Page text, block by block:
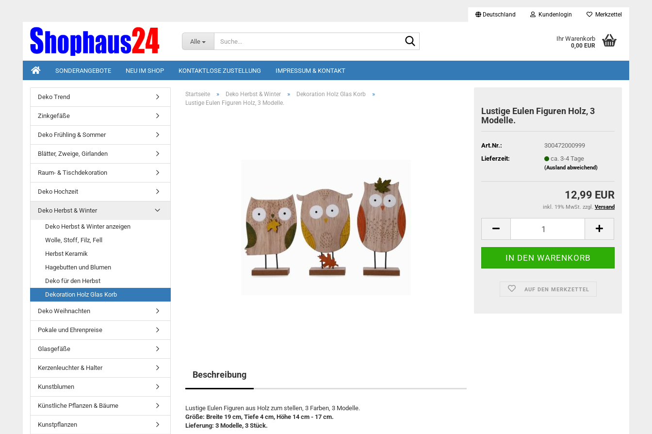
Deutschland Kundenlogin Merkzettel
Alle Ihr Warenkorb
0,00 EUR
SONDERANGEBOTE NEU IM SHOP KONTAKTLOSE ZUSTELLUNG IMPRESSUM & KONTAKT
Startseite » Deko Herbst & Winter » Dekoration Holz Glas Korb »
Lustige Eulen Figuren Holz, 3 Modelle.
Lustige Eulen Figuren Holz, 3
Modelle.
Art.Nr.:
300472000999
Lieferzeit:
ca. 3-4 Tage
(Ausland abweichend)
12,99 EUR
inkl. 19% MwSt. zzgl. Versand
AUF DEN MERKZETTEL
Beschreibung
Lustige Eulen Figuren aus Holz zum stellen, 3 Farben, 3 Modelle.
Größe: Breite 19 cm, Tiefe 4 cm, Höhe 14 cm - 17 cm.
Lieferung: 3 Modelle, 3 Stück.
Deko Trend
Zinkgefäße
Deko Frühling & Sommer
Blätter, Zweige, Girlanden
Raum- & Tischdekoration
Deko Hochzeit
Deko Herbst & Winter
Deko Herbst & Winter anzeigen
Wolle, Stoff, Filz, Fell
Herbst Keramik
Hagebutten und Blumen
Deko für den Herbst
Dekoration Holz Glas Korb
Deko Weihnachten
Pokale und Ehrenpreise
Glasgefäße
Kerzenleuchter & Halter
Kunstblumen
Künstliche Pflanzen & Bäume
Kunstpflanzen